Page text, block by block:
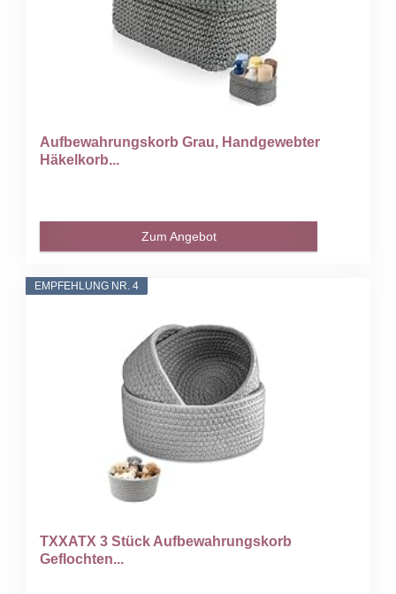
Aufbewahrungskorb Grau, Handgewebter
Häkelkorb...
Zum Angebot
EMPFEHLUNG NR. 4
TXXATX 3 Stück Aufbewahrungskorb
Geflochten...